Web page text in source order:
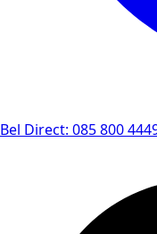
Bel Direct: 085 800